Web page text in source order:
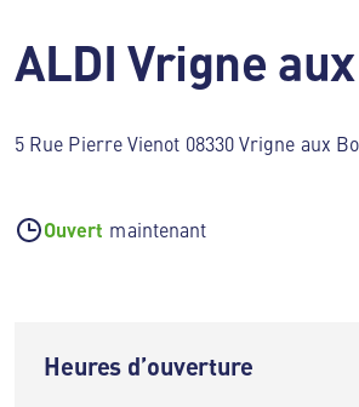
ALDI Vrigne
5 Rue Pierre Vienot 08330 Vrigne aux
Ouvert maintenant
Heures d’ouverture